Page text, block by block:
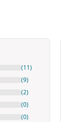
(11)
(9)
(2)
(0)
(0)